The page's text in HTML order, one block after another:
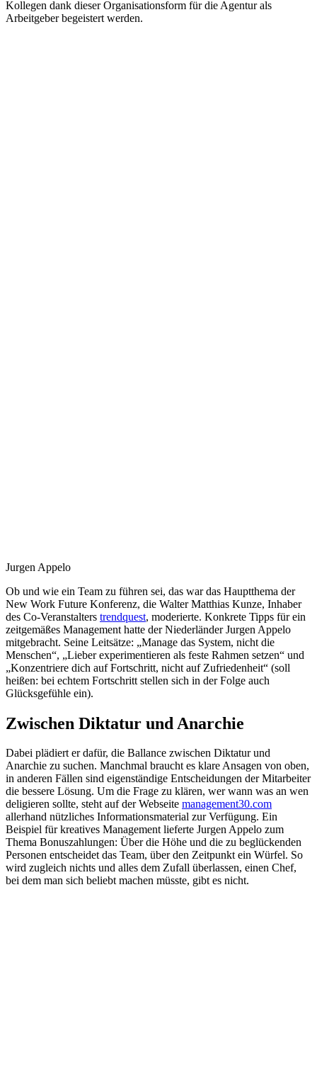
Kollegen dank dieser Organisationsform für die Agentur als
Arbeitgeber begeistert werden.
Jurgen Appelo
Ob und wie ein Team zu führen sei, das war das Hauptthema der
New Work Future Konferenz, die Walter Matthias Kunze, Inhaber
des Co-Veranstalters trendquest, moderierte. Konkrete Tipps für ein
zeitgemäßes Management hatte der Niederländer Jurgen Appelo
mitgebracht. Seine Leitsätze: „Manage das System, nicht die
Menschen“, „Lieber experimentieren als feste Rahmen setzen“ und
„Konzentriere dich auf Fortschritt, nicht auf Zufriedenheit“ (soll
heißen: bei echtem Fortschritt stellen sich in der Folge auch
Glücksgefühle ein).
Zwischen Diktatur und Anarchie
Dabei plädiert er dafür, die Ballance zwischen Diktatur und
Anarchie zu suchen. Manchmal braucht es klare Ansagen von oben,
in anderen Fällen sind eigenständige Entscheidungen der Mitarbeiter
die bessere Lösung. Um die Frage zu klären, wer wann was an wen
deligieren sollte, steht auf der Webseite management30.com
allerhand nützliches Informationsmaterial zur Verfügung. Ein
Beispiel für kreatives Management lieferte Jurgen Appelo zum
Thema Bonuszahlungen: Über die Höhe und die zu beglückenden
Personen entscheidet das Team, über den Zeitpunkt ein Würfel. So
wird zugleich nichts und alles dem Zufall überlassen, einen Chef,
bei dem man sich beliebt machen müsste, gibt es nicht.